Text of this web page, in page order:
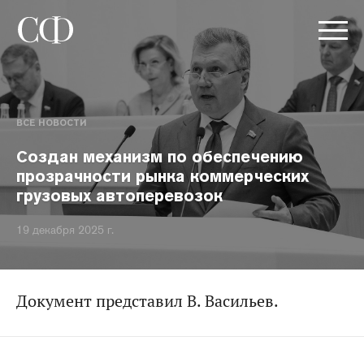
ВСЕ НОВОСТИ
Создан механизм по обеспечению
прозрачности рынка коммерческих
грузовых автоперевозок
19 декабря 2025 г.
Документ представил В. Васильев.